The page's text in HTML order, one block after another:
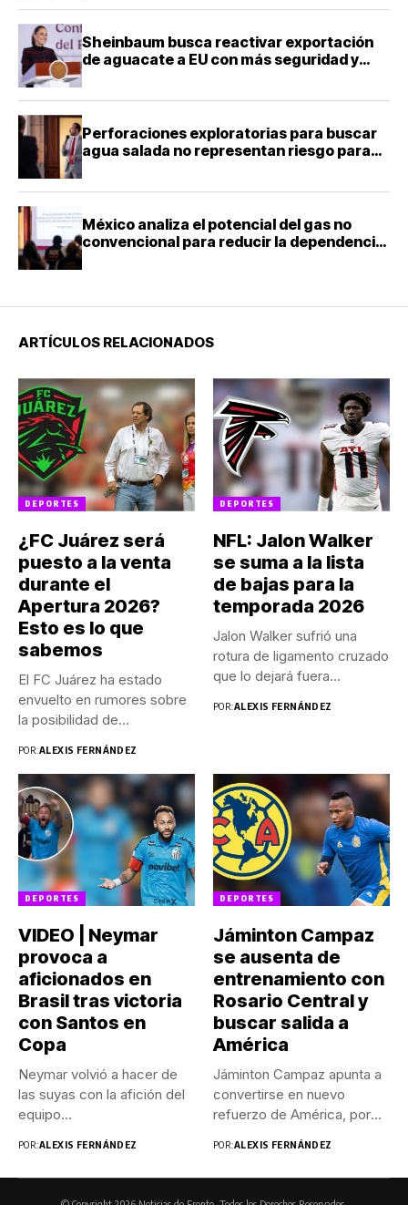
Sheinbaum busca reactivar exportación
de aguacate a EU con más seguridad y
Perforaciones exploratorias para buscar
agua salada no representan riesgo para
México analiza el potencial del gas no
convencional para reducir la dependencia
ARTÍCULOS RELACIONADOS
DEPORTES
¿FC Juárez será
puesto a la venta
durante el
Apertura 2026?
Esto es lo que
sabemos
El FC Juárez ha estado
envuelto en rumores sobre
la posibilidad de...
POR:ALEXIS FERNÁNDEZ
DEPORTES
NFL: Jalon Walker
se suma a la lista
de bajas para la
temporada 2026
Jalon Walker sufrió una
rotura de ligamento cruzado
que lo dejará fuera...
POR:ALEXIS FERNÁNDEZ
DEPORTES
VIDEO | Neymar
provoca a
aficionados en
Brasil tras victoria
con Santos en
Copa
Neymar volvió a hacer de
las suyas con la afición del
equipo...
POR:ALEXIS FERNÁNDEZ
DEPORTES
Jáminton Campaz
se ausenta de
entrenamiento con
Rosario Central y
buscar salida a
América
Jáminton Campaz apunta a
convertirse en nuevo
refuerzo de América, por
POR:ALEXIS FERNÁNDEZ